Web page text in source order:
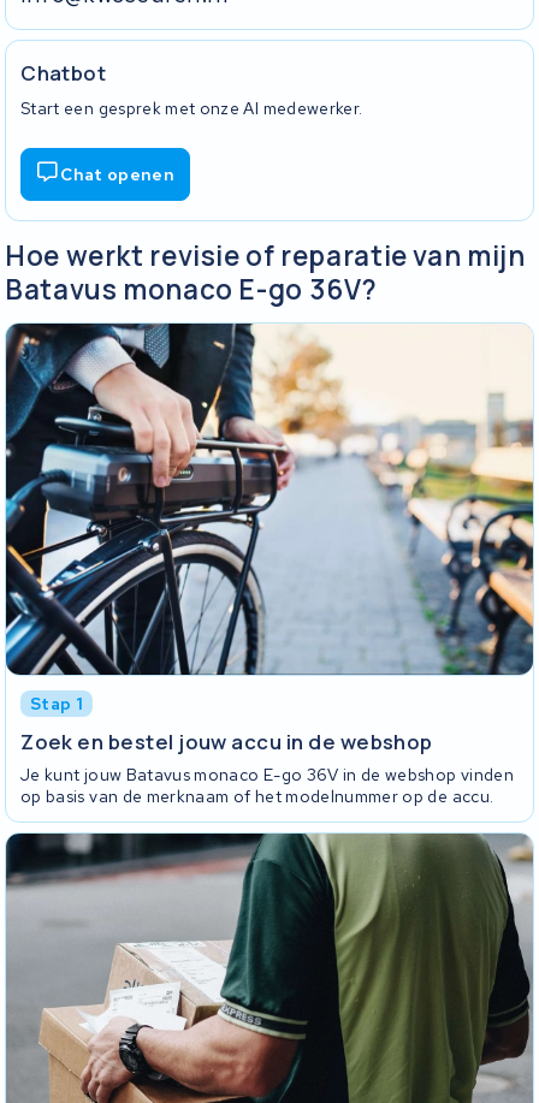
Chatbot
Start een gesprek met onze AI medewerker.
Chat openen
Hoe werkt revisie of reparatie van mijn
Batavus monaco E-go 36V?
Stap 1
Zoek en bestel jouw accu in de webshop
Je kunt jouw Batavus monaco E-go 36V in de webshop vinden
op basis van de merknaam of het modelnummer op de accu.